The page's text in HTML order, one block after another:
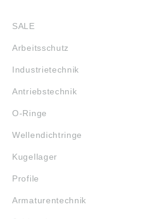
SALE
Arbeitsschutz
Industrietechnik
Antriebstechnik
O-Ringe
Wellendichtringe
Kugellager
Profile
Armaturentechnik